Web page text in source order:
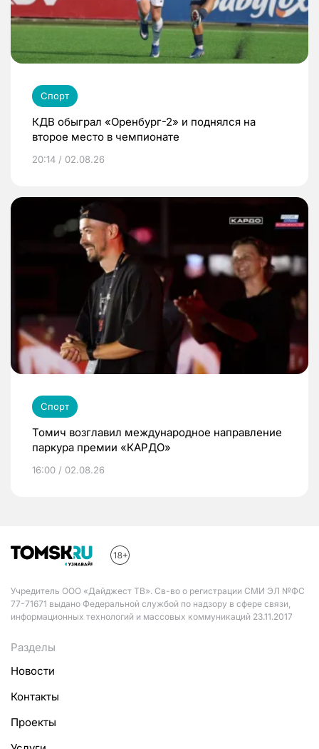
Спорт
КДВ обыграл «Оренбург-2» и поднялся на
второе место в чемпионате
20:14 / 02.08.26
Спорт
Томич возглавил международное направление
паркура премии «КАРДО»
16:00 / 02.08.26
Учредитель ООО «Дайджест ТВ». Св-во о регистрации СМИ ЭЛ №ФС
77-71671 выдано Федеральной службой по надзору в сфере связи,
информационных технологий и массовых коммуникаций 23.11.2017
Разделы
Новости
Контакты
Проекты